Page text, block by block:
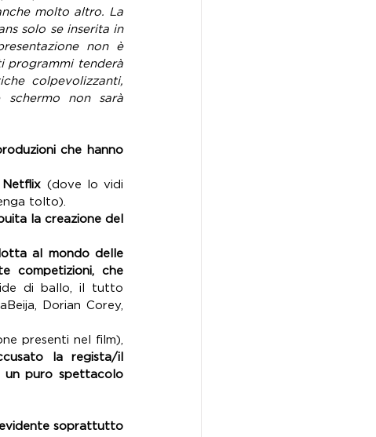
molto altro. La
solo se inserita in
non è
programmi tenderà
colpevolizzanti,
schermo non sarà
che hanno
(dove lo vidi
tolto).
la creazione del
al mondo delle
competizioni, che
di ballo, il tutto
Dorian Corey,
la regista/il
un puro spettacolo
evidente soprattutto